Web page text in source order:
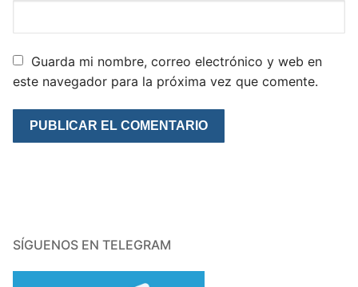
Guarda mi nombre, correo electrónico y web en
este navegador para la próxima vez que comente.
SÍGUENOS EN TELEGRAM